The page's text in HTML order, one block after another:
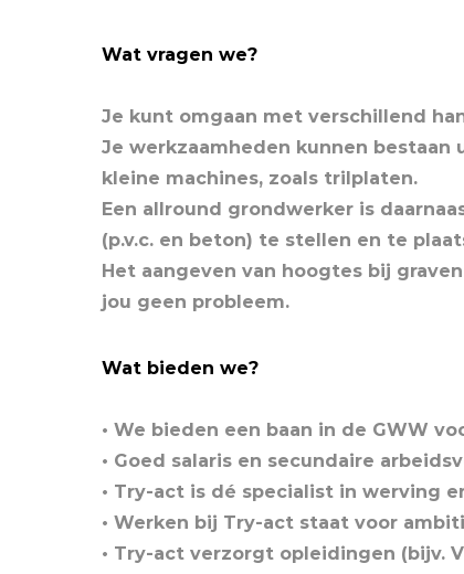
Wat vragen we?
Je kunt omgaan met verschillend
Je werkzaamheden kunnen
kleine machines, zoals trilplaten.
Een allround grondwerker is
(p.v.c. en beton) te stellen en te
Het aangeven van hoogtes bij
jou geen probleem.
Wat bieden we?
• We bieden een baan in de GWW
• Goed salaris en secundaire
• Try-act is dé specialist in werving
• Werken bij Try-act staat voor
• Try-act verzorgt opleidingen (bijv.